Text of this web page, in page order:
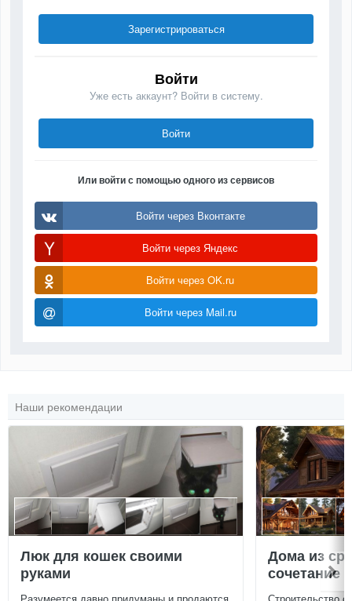
Зарегистрироваться
Войти
Уже есть аккаунт? Войти в систему.
Войти
Или войти с помощью одного из сервисов
Войти через Вконтакте
Войти через Яндекс
Войти через OK.ru
Войти через Mail.ru
Наши рекомендации
Люк для кошек своими
руками
Дома из
сочетание